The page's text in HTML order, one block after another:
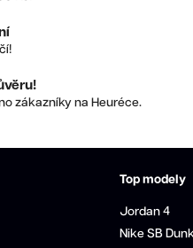
zákazníky na Heuréce.
Top modely
Jordan 4
Nike SB